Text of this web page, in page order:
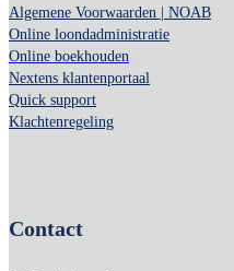
Algemene Voorwaarden | NOAB
Online loondadministratie
Online boekhouden
Nextens klantenportaal
Quick support
Klachtenregeling
Contact